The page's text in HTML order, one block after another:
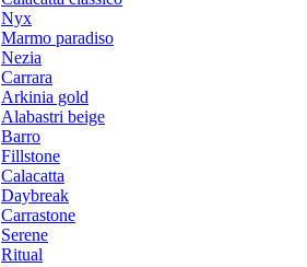
Nyx
Marmo paradiso
Nezia
Carrara
Arkinia gold
Alabastri beige
Barro
Fillstone
Calacatta
Daybreak
Carrastone
Serene
Ritual